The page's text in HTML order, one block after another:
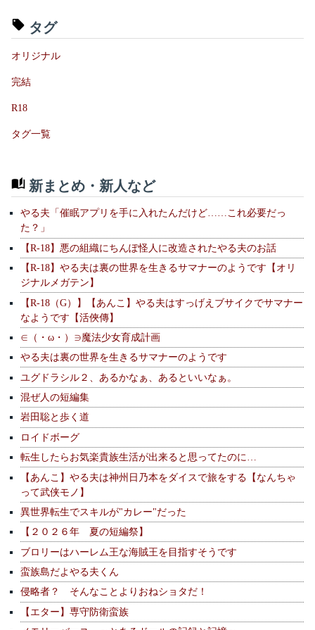
タグ
オリジナル
完結
R18
タグ一覧
新まとめ・新人など
やる夫「催眠アプリを手に入れたんだけど……これ必要だっ
た？」
【R-18】悪の組織にちんぽ怪人に改造されたやる夫のお話
【R-18】やる夫は裏の世界を生きるサマナーのようです【オリ
ジナルメガテン】
【R-18（G）】【あんこ】やる夫はすっげえブサイクでサマナー
なようです【活俠傳】
∈（・ω・）∋魔法少女育成計画
やる夫は裏の世界を生きるサマナーのようです
ユグドラシル２、あるかなぁ、あるといいなぁ。
混ぜ人の短編集
岩田聡と歩く道
ロイドボーグ
転生したらお気楽貴族生活が出来ると思ってたのに…
【あんこ】やる夫は神州日乃本をダイスで旅をする【なんちゃ
って武侠モノ】
異世界転生でスキルが"カレー"だった
【２０２６年 夏の短編祭】
ブロリーはハーレム王な海賊王を目指すそうです
蛮族島だよやる夫くん
侵略者？ そんなことよりおねショタだ！
【エター】専守防衛蛮族